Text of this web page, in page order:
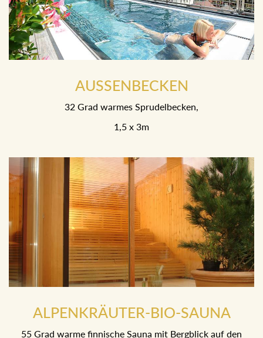
AUSSENBECKEN
32 Grad warmes Sprudelbecken,
1,5 x 3m
ALPENKRÄUTER-BIO-SAUNA
55 Grad warme finnische Sauna mit Bergblick auf den